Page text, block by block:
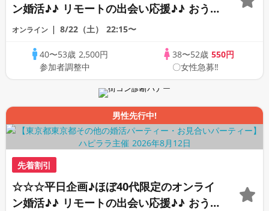
ン婚活♪♪ リモートの出会い応援♪♪ おう
ちで乾杯しませんか♪♪ ☆全国の方が対象
PARTY!!
オンライン 8/22（土） 22:15〜
40〜53歳 2,500円
参加者調整中
38〜52歳 550円
〇女性急募‼
男性先行中!
先着割引
☆☆☆平日企画♪ほぼ40代限定のオンライ
ン婚活♪♪ リモートの出会い応援♪♪ おう